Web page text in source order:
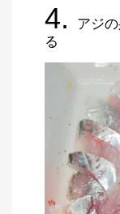
4.
アジ
る